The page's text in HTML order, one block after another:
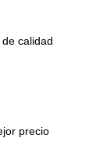
calidad
precio